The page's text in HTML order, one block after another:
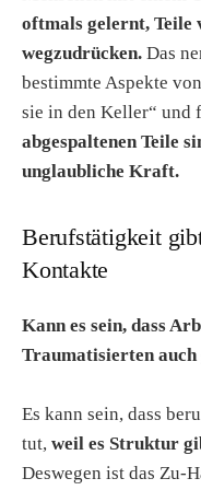
oftmals gelernt, Teile
wegzudrücken. Das
bestimmte Aspekte
sie in den Keller“ und
abgespaltenen Teile
unglaubliche Kraft.
Berufstätigkeit
Kontakte
Kann es sein, dass
Traumatisierten
Es kann sein, dass
tut, weil es Struktur
Deswegen ist das Zu-